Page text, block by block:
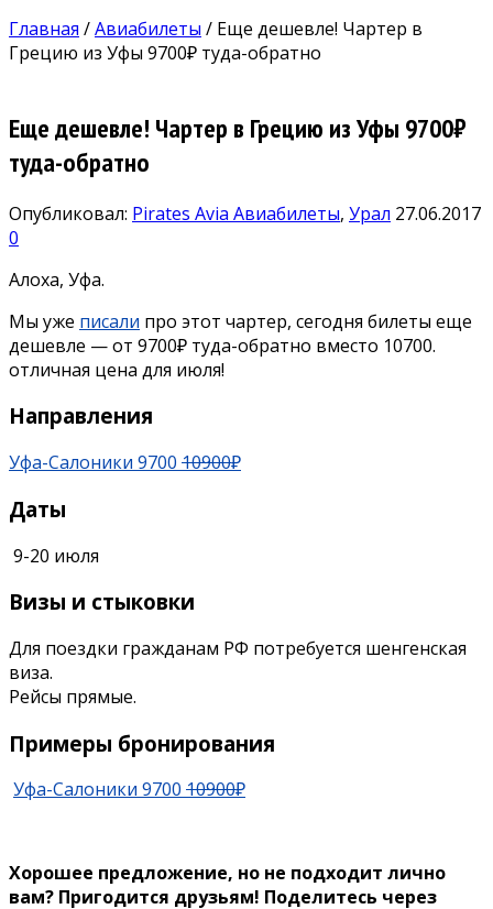
Главная /Авиабилеты / Еще дешевле! Чартер в
Грецию из Уфы 9700₽ туда-обратно
Еще дешевле! Чартер в Грецию из Уфы 9700₽
туда-обратно
Опубликовал: Pirates Avia Авиабилеты, Урал 27.06.2017
0
Алоха, Уфа.
Мы уже писали про этот чартер, сегодня билеты еще
дешевле — от 9700₽ туда-обратно вместо 10700.
отличная цена для июля!
Направления
Уфа-Салоники 9700 10900₽
Даты
9-20 июля
Визы и стыковки
Для поездки гражданам РФ потребуется шенгенская
виза.
Рейсы прямые.
Примеры бронирования
Уфа-Салоники 9700 10900₽
Хорошее предложение, но не подходит лично
вам? Пригодится друзьям! Поделитесь через